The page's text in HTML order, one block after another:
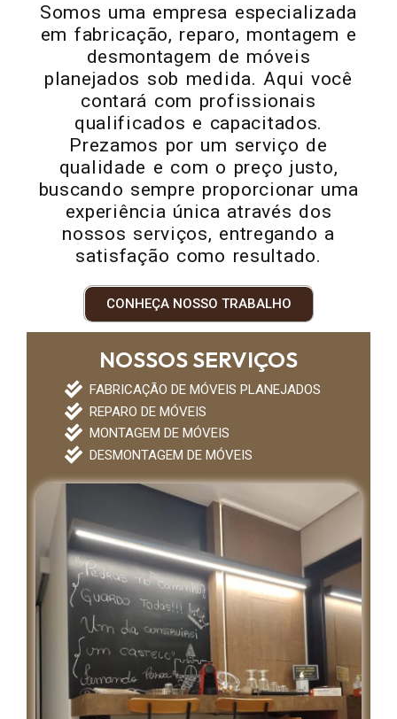
Somos uma empresa especializada
em fabricação, reparo, montagem e
desmontagem de móveis
planejados sob medida. Aqui você
contará com profissionais
qualificados e capacitados.
Prezamos por um serviço de
qualidade e com o preço justo,
buscando sempre proporcionar uma
experiência única através dos
nossos serviços, entregando a
satisfação como resultado.
CONHEÇA NOSSO TRABALHO
NOSSOS SERVIÇOS
FABRICAÇÃO DE MÓVEIS PLANEJADOS
REPARO DE MÓVEIS
MONTAGEM DE MÓVEIS
DESMONTAGEM DE MÓVEIS